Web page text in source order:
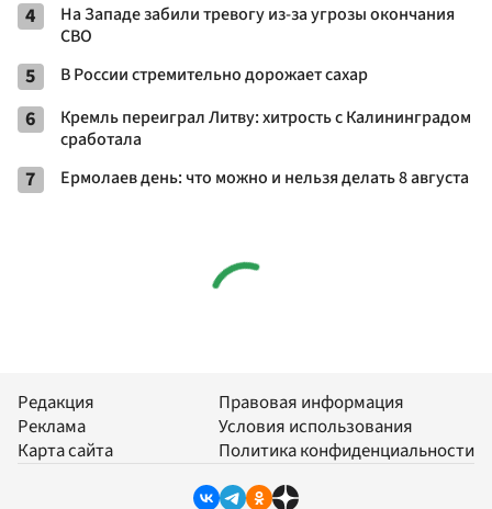
4
На Западе забили тревогу из-за угрозы окончания
СВО
5 В России стремительно дорожает сахар
6
Кремль переиграл Литву: хитрость с Калининградом
сработала
7 Ермолаев день: что можно и нельзя делать 8 августа
Редакция
Реклама
Карта сайта
Правовая информация
Условия использования
Политика конфиденциальности